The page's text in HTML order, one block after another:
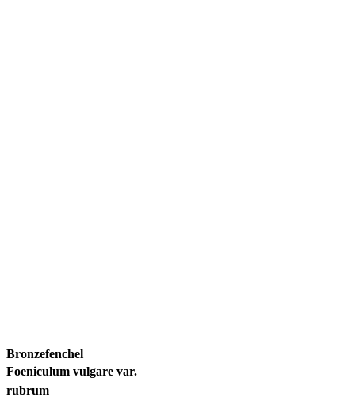
Bronzefenchel
Foeniculum vulgare var.
rubrum